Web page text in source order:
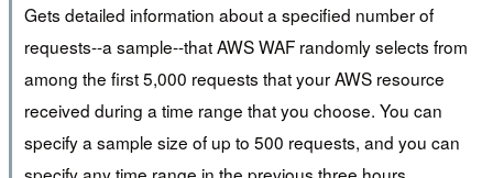
Gets detailed information about a specified number of
requests--a sample--that AWS WAF randomly selects from
among the first 5,000 requests that your AWS resource
received during a time range that you choose. You can
specify a sample size of up to 500 requests, and you can